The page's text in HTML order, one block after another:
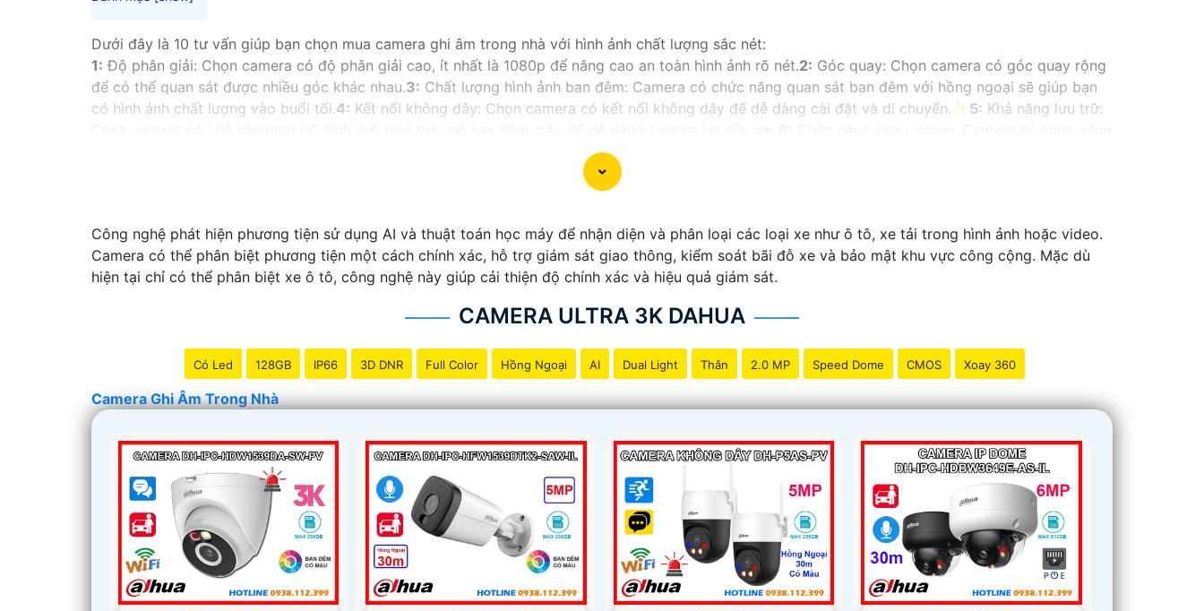
Dưới đây là 10 tư vấn giúp bạn chọn mua camera ghi âm trong nhà với hình ảnh chất lượng sắc nét:
1: Độ phân giải: Chọn camera có độ phân giải cao, ít nhất là 1080p để nâng cao an toàn hình ảnh rõ nét.2: Góc quay: Chọn camera có góc quay rộng
để có thể quan sát được nhiều góc khác nhau.3: Chất lượng hình ảnh ban đêm: Camera có chức năng quan sát ban đêm với hồng ngoại sẽ giúp bạn
có hình ảnh chất lượng vào buổi tối.4: Kết nối không dây: Chọn camera có kết nối không dây để dễ dàng cài đặt và di chuyển.✨5: Khả năng lưu trữ:
Ứng dụng di động: Chọn camera có ứng dụng di động để bạn có thể xem hình
Chế độ báo động: Camera có chế độ báo động sẽ gửi cảnh báo cho bạn khi phát hiện chuyển động ngoài dự
Tích hợp microphone và loa: Camera có tích hợp microphone và loa giúp bạn nghe và nói lại với người ở nhà.
Công nghệ phát hiện phương tiện sử dụng AI và thuật toán học máy để nhận diện và phân loại các loại xe như ô tô, xe tải trong hình ảnh hoặc video.
Camera có thể phân biệt phương tiện một cách chính xác, hỗ trợ giám sát giao thông, kiểm soát bãi đỗ xe và bảo mật khu vực công cộng. Mặc dù
hiện tại chỉ có thể phân biệt xe ô tô, công nghệ này giúp cải thiện độ chính xác và hiệu quả giám sát.
CAMERA ULTRA 3K DAHUA
Có Led 128GB IP66 3D DNR Full Color Hồng Ngoại AI Dual Light Thân 2.0 MP Speed Dome CMOS Xoay 360
Camera Ghi Âm Trong Nhà